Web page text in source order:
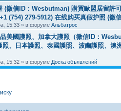
(微信ID：Wesbutman) 購買歐盟居留
(754) 279-5912) 在线购买真假护照 (微
15:33 » в форуме Альбатрос
美國護照、加拿大護照（微信ID：
照、日本護照、泰國護照、波蘭護照、
15:32 » в форуме Доска объявлений